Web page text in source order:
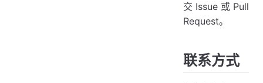
交 Issue 或 Pull
Request。
联系方式